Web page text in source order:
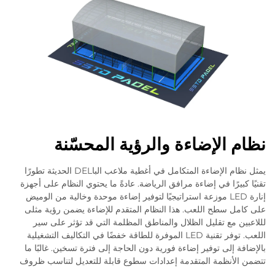
نظام الإضاءة والرؤية المحسّنة
يمثل نظام الإضاءة المتكامل في أغطية ملاعب الباDEL الحديثة تطورًا
تقنيًا كبيرًا في إضاءة مرافق الرياضة. عادةً ما يحتوي النظام على أجهزة
إنارة LED موزعة استراتيجيًا لتوفير إضاءة موحدة وخالية من الوميض
على كامل سطح اللعب. هذا النظام المتقدم للإضاءة يضمن رؤية مثلى
لللاعبين مع تقليل الظلال والمناطق المظلمة التي قد تؤثر على سير
اللعب. توفر تقنية LED الموفرة للطاقة خفضًا في التكاليف التشغيلية
بالإضافة إلى توفير إضاءة فورية دون الحاجة إلى فترة تسخين. غالبًا ما
تتضمن الأنظمة المتقدمة إعدادات سطوع قابلة للتعديل لتناسب ظروف